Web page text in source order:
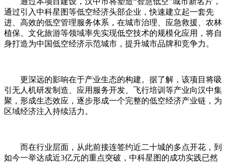
通过引入中科星图等低空经济头部企业，快速建立起一套先
进、高效的低空管理服务体系，在城市治理、应急救援、农林
植保、文化旅游等领域率先实现低空技术的规模化应用，将自
身打造为中国低空经济示范城市，提升城市品牌和竞争力。
更深远的影响在于产业生态的构建。据了解，该项目将吸
引无人机研发制造、应用服务开发、飞行培训等产业向汉中集
聚，形成生态效应，逐步形成一个完整的低空经济产业链，为
区域经济注入持续活力。
而在行业层面，从此前接连签约近二十城的多点开花，到
如今一举达成近3亿元的重点突破，中科星图的成功实践已然